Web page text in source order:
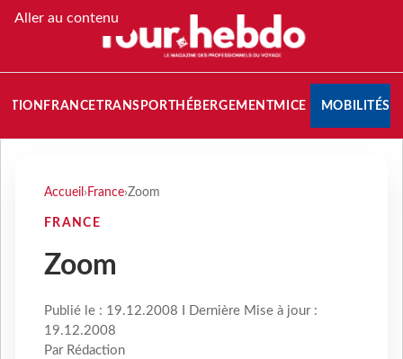
Aller au contenu
FRANCETRANSPORT HÉBERGEMENTMICE MOBILITÉS
Accueil › France›Zoom
FRANCE
Zoom
Publié le : 19.12.2008 I Dernière Mise à jour :
19.12.2008
Par Rédaction